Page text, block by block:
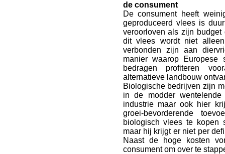
de consument
De consument heeft
geproduceerd vlees is
veroorloven als zijn
dit vlees wordt niet
verbonden zijn aan
manier waarop Europese
bedragen profiteren
alternatieve landbouw
Biologische bedrijven zijn
in de modder
industrie maar ook hier
groei-bevorderende
biologisch vlees te kopen
maar hij krijgt er niet per
Naast de hoge kosten
consument om over te